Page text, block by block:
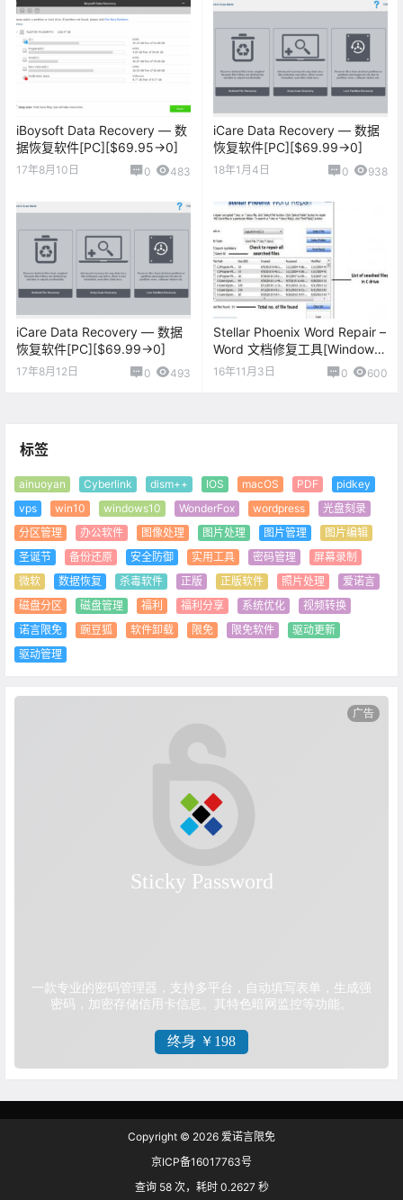
iBoysoft Data Recovery — 数
据恢复软件[PC][$69.95→0]
17年8月10日 0 483
iCare Data Recovery — 数据
恢复软件[PC][$69.99→0]
18年1月4日 0 938
iCare Data Recovery — 数据
恢复软件[PC][$69.99→0]
17年8月12日 0 493
Stellar Phoenix Word Repair –
Word 文档修复工具[Windows]
[$35→0]
16年11月3日 0 600
标签
ainuoyan Cyberlink dism++ IOS macOS PDF
pidkey
vps
win10 windows10 WonderFox wordpress
光盘刻录
分区管理
办公软件 图像处理 图片处理 图片管理
图片编辑
圣诞节
备份还原 安全防御 实用工具 密码管理
屏幕录制
微软
数据恢复 杀毒软件 正版 正版软件 照片处理
爱诺言
磁盘分区
磁盘管理 福利 福利分享 系统优化
视频转换
诺言限免
豌豆狐 软件卸载 限免 限免软件
驱动更新
驱动管理
Copyright © 2026 爱诺言限免
京ICP备16017763号
查询 58 次，耗时 0.2627 秒